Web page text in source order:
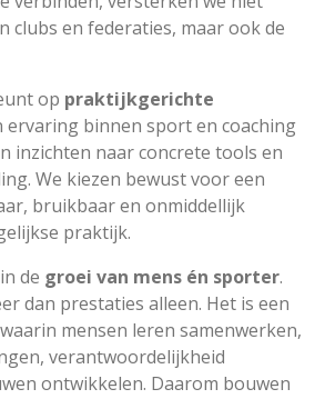
clubs en federaties, maar ook de
op praktijkgerichte
ervaring binnen sport en coaching
inzichten naar concrete tools en
We kiezen bewust voor een
bruikbaar en onmiddellijk
praktijk.
de groei van mens én sporter.
dan prestaties alleen. Het is een
mensen leren samenwerken,
verantwoordelijkheid
ontwikkelen. Daarom bouwen